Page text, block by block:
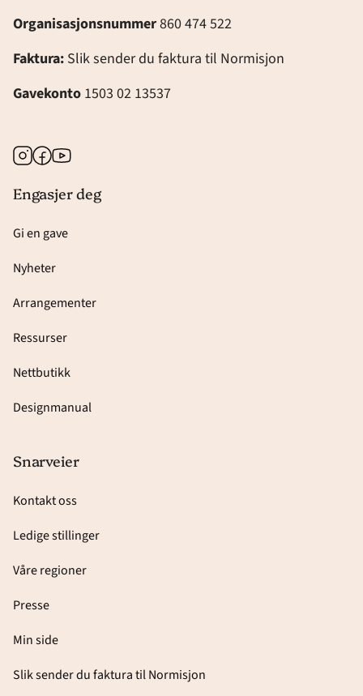
Organisasjonsnummer860 474 522
Faktura: Slik sender du faktura til Normisjon
Gavekonto 1503 02 13537
Instagram
Facebook
Youtube
Engasjer deg
Gi en gave
Nyheter
Arrangementer
Ressurser
Nettbutikk
Designmanual
Snarveier
Kontakt oss
Ledige stillinger
Våre regioner
Presse
Min side
Slik sender du faktura til Normisjon